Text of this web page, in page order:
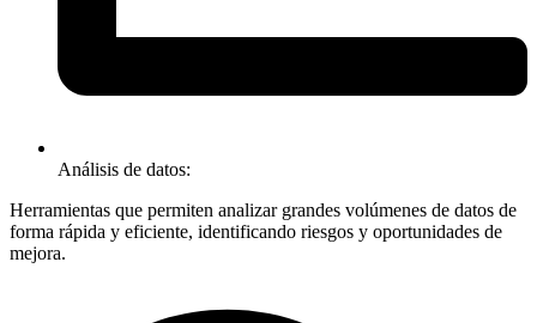
Análisis de datos:
Herramientas que permiten analizar grandes volúmenes de datos de
forma rápida y eficiente, identificando riesgos y oportunidades de
mejora.